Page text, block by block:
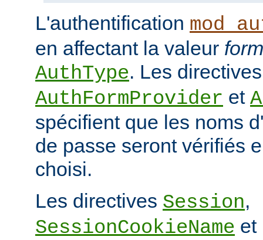
L'authentification
en affectant la valeur form
AuthType. Les directives
AuthFormProvider et
spécifient que les noms
de passe seront vérifiés
choisi.
Les directives Session,
SessionCookieName et